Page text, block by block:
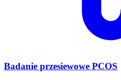
Badanie przesiewowe PCOS